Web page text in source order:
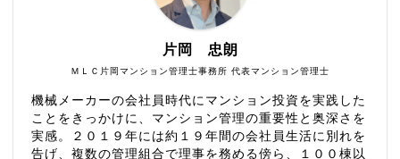
ＭＬＣ片岡マンション管理士事務所 代表マンション管理士
片岡 忠朗
機械メーカーの会社員時代にマンション投資を実践した
ことをきっかけに、マンション管理の重要性と奥深さを
実感。２０１９年には約１９年間の会社員生活に別れを
告げ、複数の管理組合で理事を務める傍ら、１００棟以